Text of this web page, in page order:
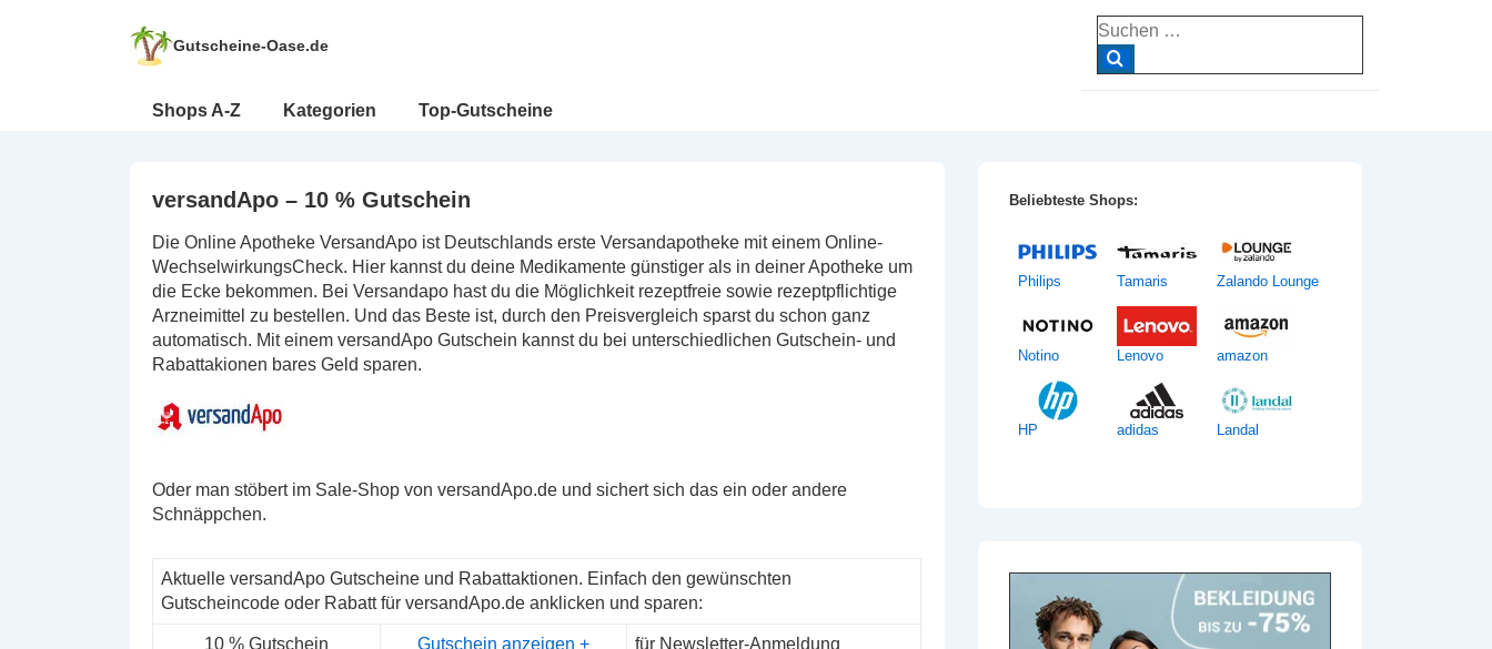
Gutscheine-Oase.de
Suche
nach:
Hauptnavigation
Shops A-Z Kategorien Top-Gutscheine
versandApo – 10 % Gutschein
Die Online Apotheke VersandApo ist Deutschlands erste Versandapotheke mit einem Online-
WechselwirkungsCheck. Hier kannst du deine Medikamente günstiger als in deiner Apotheke um
die Ecke bekommen. Bei Versandapo hast du die Möglichkeit rezeptfreie sowie rezeptpflichtige
Arzneimittel zu bestellen. Und das Beste ist, durch den Preisvergleich sparst du schon ganz
automatisch. Mit einem versandApo Gutschein kannst du bei unterschiedlichen Gutschein- und
Rabattakionen bares Geld sparen.
Oder man stöbert im Sale-Shop von versandApo.de und sichert sich das ein oder andere
Schnäppchen.
Aktuelle versandApo Gutscheine und Rabattaktionen. Einfach den gewünschten
Gutscheincode oder Rabatt für versandApo.de anklicken und sparen:
10 % Gutschein
Gutschein anzeigen +
für Newsletter-Anmeldung
Beliebteste Shops:
Philips Tamaris Zalando Lounge
Notino Lenovo amazon
HP adidas Landal